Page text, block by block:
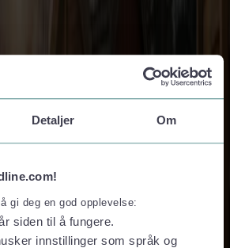
Detaljer Om
gi deg en god opplevelse:
siden til å fungere.
innstillinger som språk og
Bestil online
Vilkår for pakkerejser
og toldregler